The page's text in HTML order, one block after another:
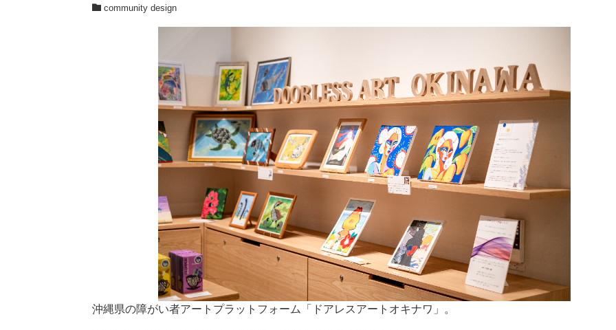
community design
沖縄県の障がい者アートプラットフォーム「ドアレスアートオキナワ」。